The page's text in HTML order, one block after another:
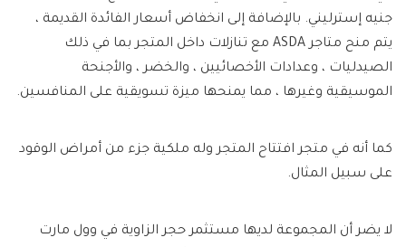
جنيه إسترليني. بالإضافة إلى انخفاض أسعار الفائدة القديمة ،
يتم منح متاجر ASDA مع تنازلات داخل المتجر بما في ذلك
الصيدليات ، وعدادات الأخصائيين ، والخضر ، والأجنحة
الموسيقية وغيرها ، مما يمنحها ميزة تسويقية على المنافسين.
كما أنه في متجر افتتاح المتجر وله ملكية جزء من أمراض الوقود
على سبيل المثال.
لا يضر أن المجموعة لديها مستثمر حجر الزاوية في وول مارت